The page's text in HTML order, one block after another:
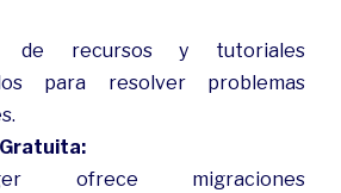
de recursos y tutoriales
para resolver problemas
ofrece migraciones